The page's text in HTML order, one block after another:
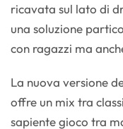
ricavata sul lato di
una soluzione
con ragazzi ma
La nuova versione
offre un mix tra
sapiente gioco tra